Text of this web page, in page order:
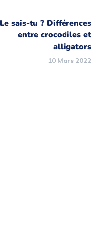
Le sais-tu ? Différences
entre crocodiles et
alligators
10 Mars 2022